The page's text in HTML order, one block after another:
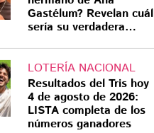
Compartir
Gastélum? Revelan cuál
sería su verdadera
LOTERÍA NACIONAL
Resultados del Tris hoy
4 de agosto de 2026:
LISTA completa de los
números ganadores